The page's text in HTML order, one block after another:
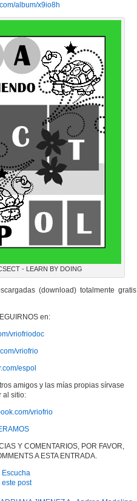
album/x9io8h
- LEARN BY DOING
(download) totalmente gratis
en:
vriofriodoc
vriofrio
espol
amigos y las mías propias sírvase
al sitio:
vriofrio
Y COMENTARIOS, POR FAVOR,
A ESTA ENTRADA.
Escucha
este post